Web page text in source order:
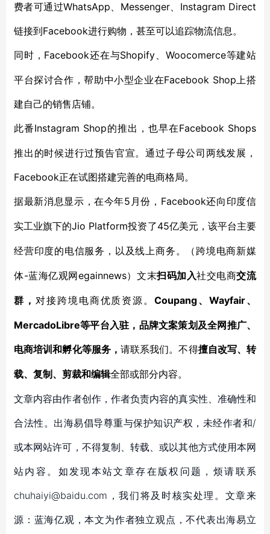
费者可通过WhatsApp、Messenger、Instagram Direct
链接到Facebook进行购物，甚至可以追踪物流信息。
同时， Facebook还在与Shopify、Woocomerce等建站
平台探讨合作，帮助中小型企业在Facebook Shop上搭
建自己的销售店铺。
此番Instagram Shop的推出，也早在Facebook Shops
推出的时候进行过预告官宣。通过子母公司两线发展，
Facebook正在试图搭建完善的电商格局。
据最新消息显示，在今年5月份，Facebook还向印度信
实工业旗下的Jio Platform投资了45亿美元，该平台主要
经营印度的电信服务，以及线上商务。（跨境电商新媒
体-蓝海亿观网egainnews）文末扫码加入社交电商交流
群， 对接跨境电商优质资源。Coupang、Wayfair、
MercadoLibre等平台入驻，品牌文案策划及全网推广、
电商培训和孵化等服务， 请联系我们。不得擅自改写、转
载、复制、剪裁和编辑全部或部分内容。
文章内容由作者创作，作者负责内容的真实性、准确性和
合法性。出海易倡导尊重与保护知识产权，未经作者和/
或本网站许可，不得复制、转载、或以其他方式使用本网
站内容。如发现本站文章存在版权问题，烦请联系
chuhaiyi@baidu.com，我们将及时核实处理。文章来
源：蓝海亿观，本文为作者独立观点，不代表出海易立